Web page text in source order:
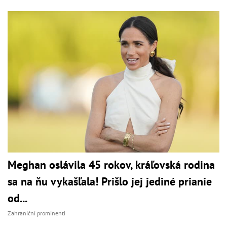
Meghan oslávila 45 rokov, kráľovská rodina
sa na ňu vykašľala! Prišlo jej jediné prianie
od...
Zahraniční prominenti